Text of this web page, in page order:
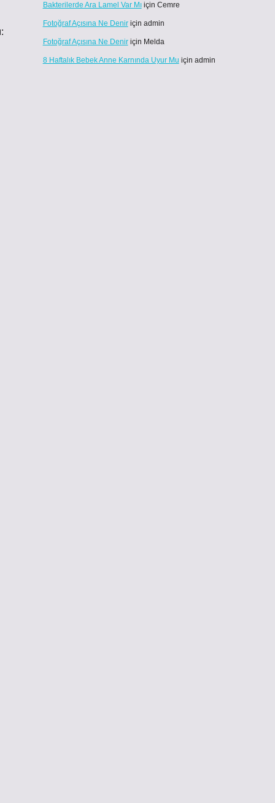
Bakterilerde Ara Lamel Var Mıiçin Cemre
Fotoğraf Açısına Ne Deniriçin admin
Fotoğraf Açısına Ne Deniriçin Melda
8 Haftalık Bebek Anne Karnında Uyur Mu için admin